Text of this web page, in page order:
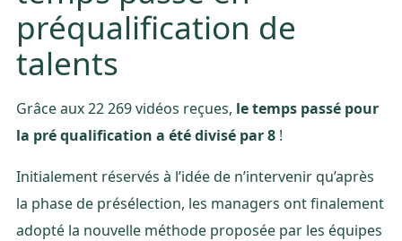
préqualification de
talents
Grâce aux 22 269 vidéos reçues, le temps passé pour
la pré qualification a été divisé par 8 !
Initialement réservés à l’idée de n’intervenir qu’après
la phase de présélection, les managers ont finalement
adopté la nouvelle méthode proposée par les équipes